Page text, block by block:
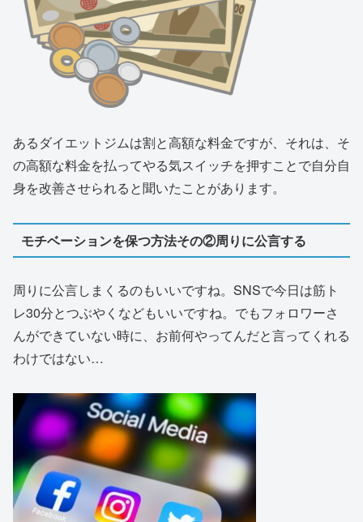
あるダイエットジムは割と高額な料金ですが、それは、そ
の高額な料金を払ってやる気スイッチを押すことで自分自
身を改善させられると聞いたことがあります。
モチベーションを保つ方法その②周りに公言する
周りに公言しまくるのもいいですね。SNSで今日は筋ト
レ30分とつぶやくなどもいいですね。でもフォロワーさ
んができていない時に、お前何やってんだと言ってくれる
わけではない…